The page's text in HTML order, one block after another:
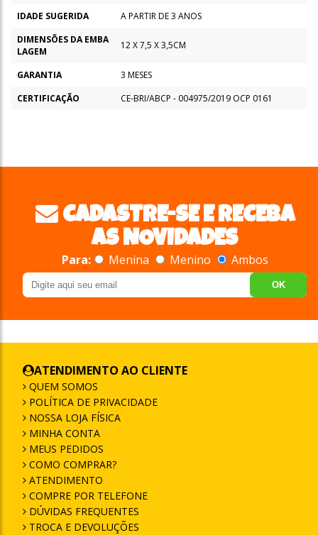
IDADE SUGERIDA
A PARTIR DE 3 ANOS
DIMENSÕES DA EMBA
LAGEM
12 X 7,5 X 3,5CM
GARANTIA
3 MESES
CERTIFICAÇÃO
CE-BRI/ABCP - 004975/2019 OCP 0161
CADASTRE-SE E RECEBA
AS NOVIDADES
Para: Menina Menino Ambos
OK
ATENDIMENTO AO CLIENTE
QUEM SOMOS
POLÍTICA DE PRIVACIDADE
NOSSA LOJA FÍSICA
MINHA CONTA
MEUS PEDIDOS
COMO COMPRAR?
ATENDIMENTO
COMPRE POR TELEFONE
DÚVIDAS FREQUENTES
TROCA E DEVOLUÇÕES